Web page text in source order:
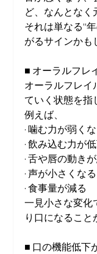
ど、なんとなく
それは単なる“
がるサインかも
■ オーラルフレ
オーラルフレイ
ていく状態を指
例えば、
· 噛む力が弱く
· 飲み込む力が
· 舌や唇の動き
· 声が小さくなる
· 食事量が減る
一見小さな変化
り口になること
■ 口の機能低下